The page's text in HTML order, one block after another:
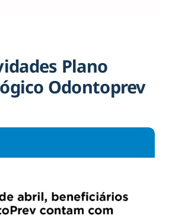
Plano
Odontoprev